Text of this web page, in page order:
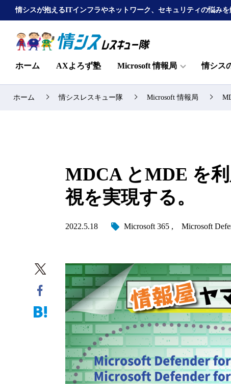
情シスが抱えるITインフラやネットワーク、セキュリティの悩み
ホーム AXよろず塾 Microsoft 情報局 情シス
ホーム 情シスレスキュー隊 Microsoft 情報局
MDCA とMDE を
視を実現する。
2022.5.18 Microsoft 365 Microsoft